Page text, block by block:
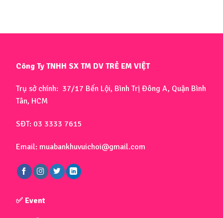
Công Ty TNHH SX TM DV TRẺ EM VIỆT
Trụ sở chính: 37/17 Bến Lội, Bình Trị Đông A, Quận Bình
Tân, HCM
SĐT: 03 3333 7615
Email: muabankhuvuichoi@gmail.com
✅ Event